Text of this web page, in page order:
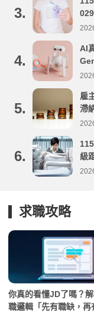
3.
4.
AI
5.
雇
滯
6.
級
分
求職攻略
你真的看懂JD了嗎？
職邏輯「先有職缺，再